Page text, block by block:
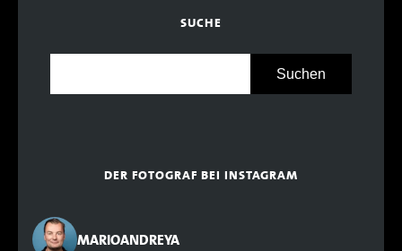
SUCHE
DER FOTOGRAF BEI INSTAGRAM
MARIOANDREYA